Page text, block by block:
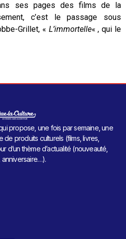
ses pages des films de la
c’est le passage sous
Grillet, « L’immortelle« , qui le
propose, une fois par semaine, une
de produits culturels (films, livres,
d’un thème d’actualité (nouveauté,